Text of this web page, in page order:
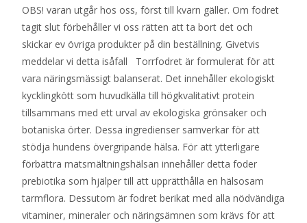
OBS! varan utgår hos oss, först till kvarn gäller. Om fodret
tagit slut förbehåller vi oss rätten att ta bort det och
skickar ev övriga produkter på din beställning. Givetvis
meddelar vi detta isåfall Torrfodret är formulerat för att
vara näringsmässigt balanserat. Det innehåller ekologiskt
kycklingkött som huvudkälla till högkvalitativt protein
tillsammans med ett urval av ekologiska grönsaker och
botaniska örter. Dessa ingredienser samverkar för att
stödja hundens övergripande hälsa. För att ytterligare
förbättra matsmältningshälsan innehåller detta foder
prebiotika som hjälper till att upprätthålla en hälsosam
tarmflora. Dessutom är fodret berikat med alla nödvändiga
vitaminer, mineraler och näringsämnen som krävs för att